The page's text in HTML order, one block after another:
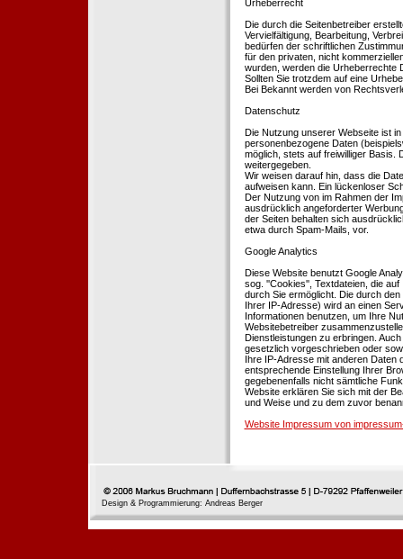
Urheberrecht
Die durch die Seitenbetreiber
Vervielfältigung, Bearbeitung,
bedürfen der schriftlichen
für den privaten, nicht
wurden, werden die Urheberrechte
Sollten Sie trotzdem auf eine
Bei Bekannt werden von
Datenschutz
Die Nutzung unserer Webseite ist
personenbezogene Daten
möglich, stets auf freiwilliger Basis.
weitergegeben.
Wir weisen darauf hin, dass die
aufweisen kann. Ein lückenloser
Der Nutzung von im Rahmen der
ausdrücklich angeforderter
der Seiten behalten sich
etwa durch Spam-Mails, vor.
Google Analytics
Diese Website benutzt Google
sog. ''Cookies'', Textdateien, die
durch Sie ermöglicht. Die durch
Ihrer IP-Adresse) wird an einen
Informationen benutzen, um Ihre
Websitebetreiber
Dienstleistungen zu erbringen.
gesetzlich vorgeschrieben oder
Ihre IP-Adresse mit anderen Daten
entsprechende Einstellung Ihrer
gegebenenfalls nicht sämtliche
Website erklären Sie sich mit der
und Weise und zu dem zuvor
Website Impressum von
Design & Programmierung: Andreas Berger